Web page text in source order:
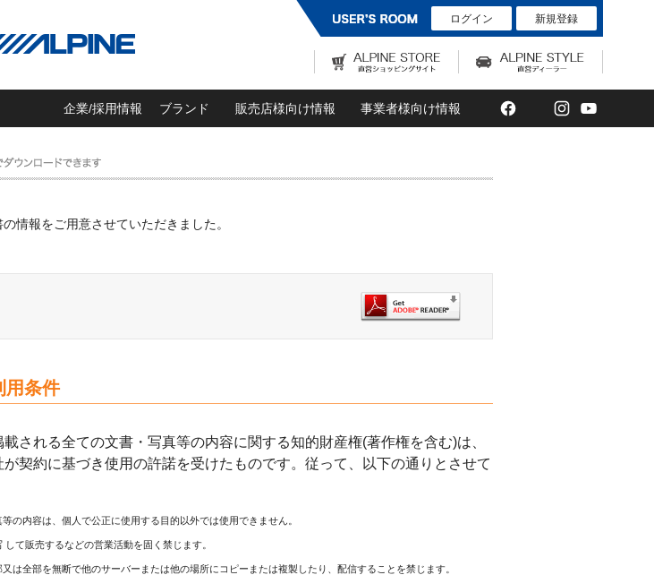
ログイン 新規登録
企業/採用情報 ブランド 販売店様向け情報 事業者様向け情報 Facebook
TwitterInstagram
情報をご用意させていただきました。
用条件
される全ての文書・写真等の内容に関する知的財産権(著作権を含む)は、
契約に基づき使用の許諾を受けたものです。従って、以下の通りとさせて
の内容は、個人で公正に使用する目的以外では使用できません。
て販売するなどの営業活動を固く禁じます。
は全部を無断で他のサーバーまたは他の場所にコピーまたは複製したり、配信することを禁じます。